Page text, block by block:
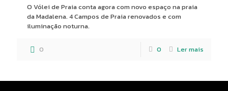
O Vólei de Praia conta agora com novo espaço na praia
da Madalena. 4 Campos de Praia renovados e com
iluminação noturna.
0 0 Ler mais